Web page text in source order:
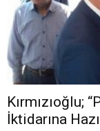
Kırmızıoğlu;
İktidarına